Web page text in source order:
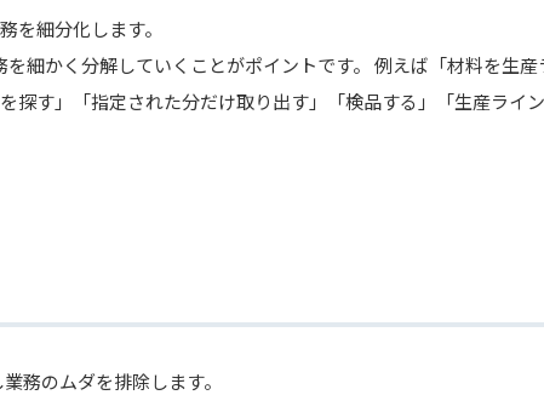
を細分化します。
細かく分解していくことがポイントです。 例えば「材料を生産
探す」「指定された分だけ取り出す」「検品する」「生産ライン
務のムダを排除します。